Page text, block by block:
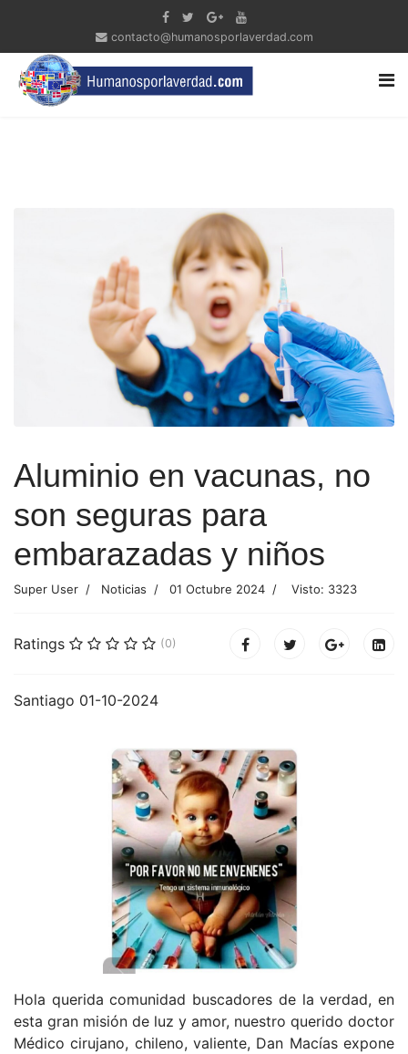
contacto@humanosporlaverdad.com
Aluminio en vacunas, no
son seguras para
embarazadas y niños
Super User Noticias 01 Octubre 2024 Visto: 3323
Ratings (0)
Santiago 01-10-2024
Hola querida comunidad buscadores de la verdad, en
esta gran misión de luz y amor, nuestro querido doctor
Médico cirujano, chileno, valiente, Dan Macías expone